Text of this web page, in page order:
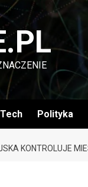
Tech Polityka
KONTROLUJE